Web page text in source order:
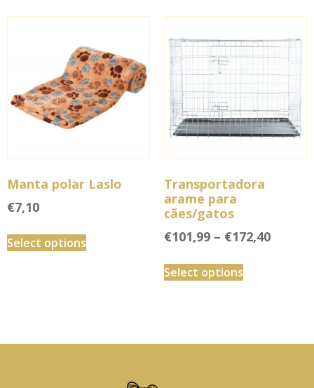
Manta polar Laslo
€7,10
Select options
Transportadora
arame para
cães/gatos
€101,99 – €172,40
Select options